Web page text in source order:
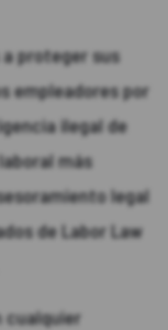
proteger sus
empleadores por
ilegal de
más
legal
de Labor Law
cualquier